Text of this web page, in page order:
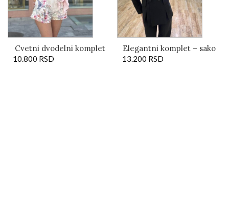
Cvetni dvodelni komplet
košulja i šorc – Eden
10.800 RSD
Elegantni komplet – sako
sa izrezima i pantalone
13.200 RSD